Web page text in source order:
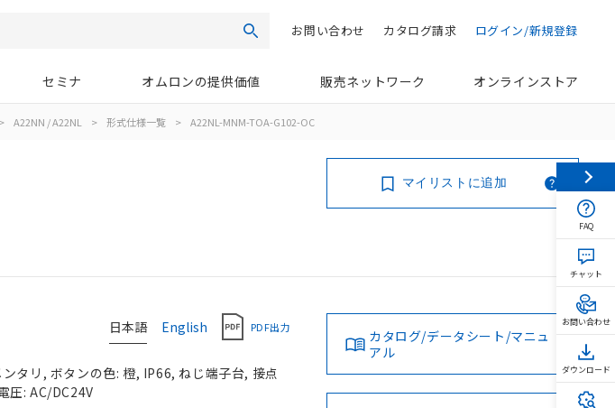
検索 ログイン/新規登録
カタログ請求
お問い合わせ
セミナ オムロンの提供価値 販売ネットワーク オンラインストア
> A22NN / A22NL > 形式仕様一覧 > A22NL-MNM-TOA-G102-OC
マイリストに追加
日本語 English PDF出力
タリ, ボタンの色: 橙, IP66, ねじ端子台, 接点
圧: AC/DC24V
カタログ/データシート/マニュ
アル
FAQ
チャット
お問い合わせ
ダウンロード